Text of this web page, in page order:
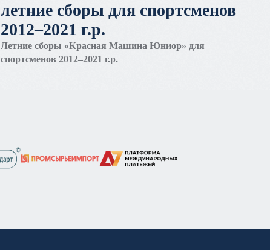
летние сборы для спортсменов
2012–2021 г.р.
Летние сборы «Красная Машина Юниор» для
спортсменов 2012–2021 г.р.